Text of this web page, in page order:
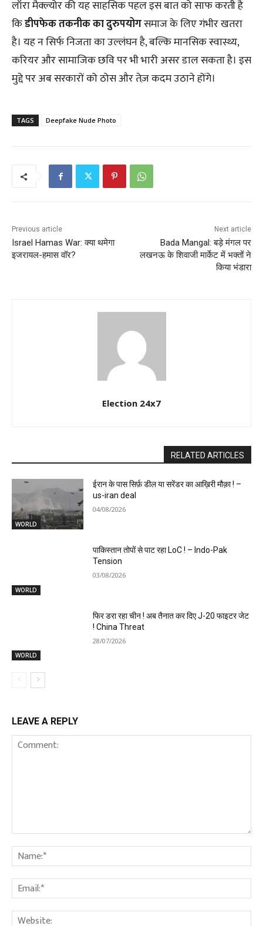
लॉरा मैक्ल्योर की यह साहसिक पहल इस बात को साफ करती है
किडीपफेक तकनीक का दुरुपयोगसमाज के लिए गंभीर खतरा
है। यह न सिर्फ निजता का उल्लंघन है, बल्कि मानसिक स्वास्थ्य,
करियर और सामाजिक छवि पर भी भारी असर डाल सकता है। इस
मुद्दे पर अब सरकारों को ठोस और तेज़ कदम उठाने होंगे।
TAGS Deepfake Nude Photo
Previous article
Israel Hamas War: क्या थमेगा
इजरायल-हमास वॉर?
Next article
Bada Mangal: बड़े मंगल पर
लखनऊ के शिवाजी मार्केट में भक्तों ने
किया भंडारा
Election 24x7
RELATED ARTICLES
WORLD
ईरान के पास सिर्फ़ डील या सरेंडर का आख़िरी मौक़ा ! –
us-iran deal
04/08/2026
WORLD
पाकिस्तान तोपों से पाट रहा LoC ! – Indo-Pak
Tension
03/08/2026
WORLD
फिर डरा रहा चीन ! अब तैनात कर दिए J-20 फाइटर जेट
! China Threat
28/07/2026
LEAVE A REPLY
Comment: